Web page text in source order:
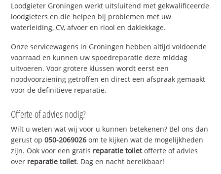
Loodgieter Groningen werkt uitsluitend met gekwalificeerde
loodgieters en die helpen bij problemen met uw
waterleiding, CV, afvoer en riool en daklekkage.
Onze servicewagens in Groningen hebben altijd voldoende
voorraad en kunnen uw spoedreparatie deze middag
uitvoeren. Voor grotere klussen wordt eerst een
noodvoorziening getroffen en direct een afspraak gemaakt
voor de definitieve reparatie.
Offerte of advies nodig?
Wilt u weten wat wij voor u kunnen betekenen? Bel ons dan
gerust op050-2069026 om te kijken wat de mogelijkheden
zijn. Ook voor een gratis reparatie toiletofferte of advies
over reparatie toilet. Dag en nacht bereikbaar!